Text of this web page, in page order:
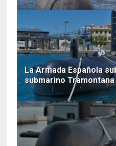
La Armada Española
submarino